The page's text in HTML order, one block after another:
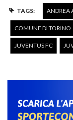
TAGS: ANDREA
COMUNE DI TORINO
JUVENTUS FC